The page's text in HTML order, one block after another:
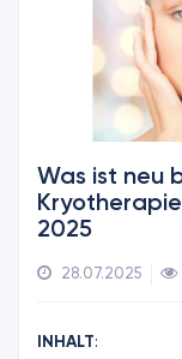
Was ist neu
2025
28.07.2025
INHALT: